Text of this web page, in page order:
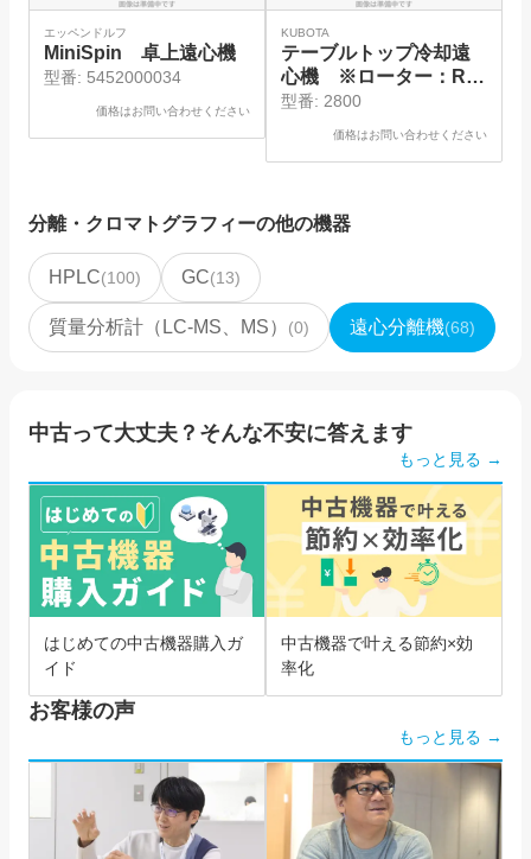
エッペンドルフ
MiniSpin 卓上遠心機
型番: 5452000034
価格はお問い合わせください
KUBOTA
テーブルトップ冷却遠
心機 ※ローター：RS-
240 バケット：053-
型番: 2800
価格はお問い合わせください
分離・クロマトグラフィーの他の機器
HPLC(100) GC(13)
質量分析計（LC-MS、MS） (0) 遠心分離機(68)
中古って大丈夫？そんな不安に答えます
もっと見る →
はじめての中古機器購入ガ
イド
中古機器で叶える節約×効
率化
お客様の声
もっと見る →